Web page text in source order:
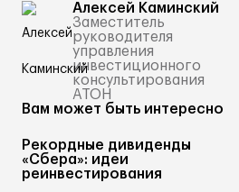
Алексей Каминский
Заместитель
руководителя
управления
инвестиционного
консультирования
АТОН
Вам может быть интересно
Рекордные дивиденды
«Сбера»: идеи
реинвестирования